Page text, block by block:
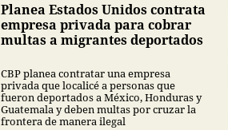
Planea Estados Unidos contrata
empresa privada para cobrar
multas a migrantes deportados
CBP planea contratar una empresa
privada que localicé a personas que
fueron deportados a México, Honduras y
Guatemala y deben multas por cruzar la
frontera de manera ilegal